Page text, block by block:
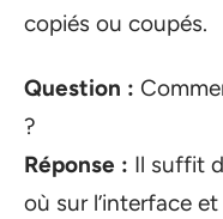
copiés ou coupés.
Question :
?
Réponse : Il suffit
où sur l’interface